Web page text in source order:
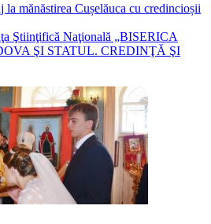
la mănăstirea Cușelăuca cu credincioșii
Ştiinţifică Naţională „BISERICA
ŞI STATUL. CREDINŢĂ ŞI